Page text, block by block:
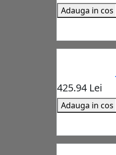
Adauga in cos
425.94 Lei
Adauga in cos